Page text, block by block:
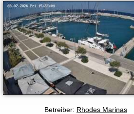
Betreiber: Rhodes Marinas